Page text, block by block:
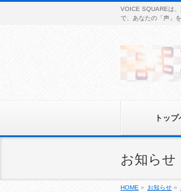
VOICE SQUAREは
で、あなたの「声」
トッ
お知らせ
HOME » お知らせ »